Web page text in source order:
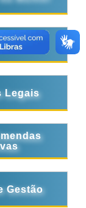
Legais
Gestão